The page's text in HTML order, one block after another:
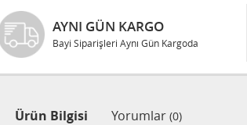
AYNI GÜN KARGO
Bayi Siparişleri Aynı Gün Kargoda
Ürün Bilgisi Yorumlar (0)